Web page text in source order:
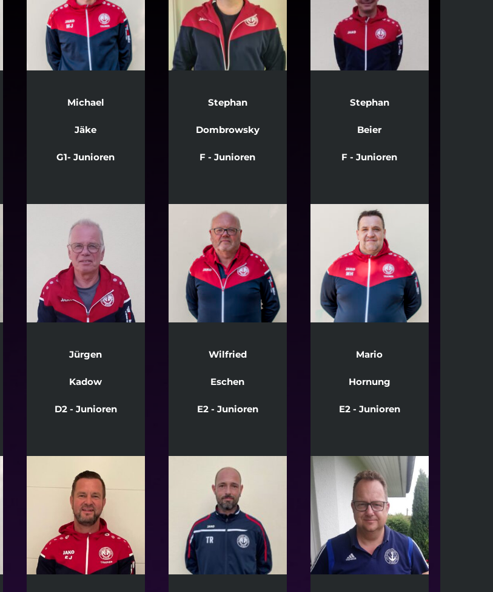
Michael
Jäke
G1- Junioren
Jürgen
Kadow
D2 - Junioren
Stephan
Dombrowsky
F - Junioren
Wilfried
Eschen
E2 - Junioren
Stephan
Beier
F - Junioren
Mario
Hornung
E2 - Junioren